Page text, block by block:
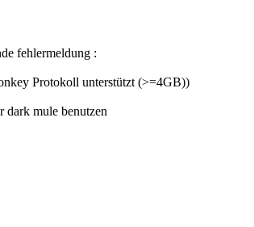
fehlermeldung :
Protokoll unterstützt (>=4GB))
dark mule benutzen